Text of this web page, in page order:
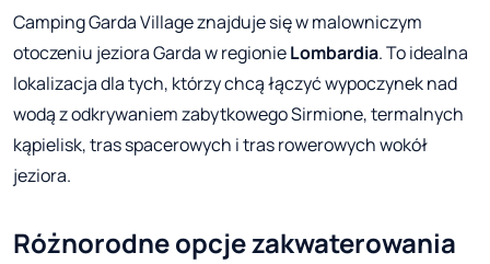
Camping Garda Village znajduje się w malowniczym
otoczeniu jeziora Garda w regionieLombardia. To idealna
lokalizacja dla tych, którzy chcą łączyć wypoczynek nad
wodą z odkrywaniem zabytkowego Sirmione, termalnych
kąpielisk, tras spacerowych i tras rowerowych wokół
jeziora.
Różnorodne opcje zakwaterowania